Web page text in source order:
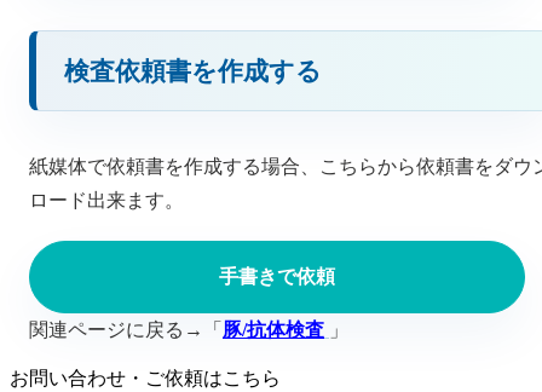
検査依頼書を作成する
紙媒体で依頼書を作成する場合、こちらから依頼書をダウ
ロード出来ます。
手書きで依頼
関連ページに戻る→「 豚/抗体検査 」
お問い合わせ・ご依頼はこちら